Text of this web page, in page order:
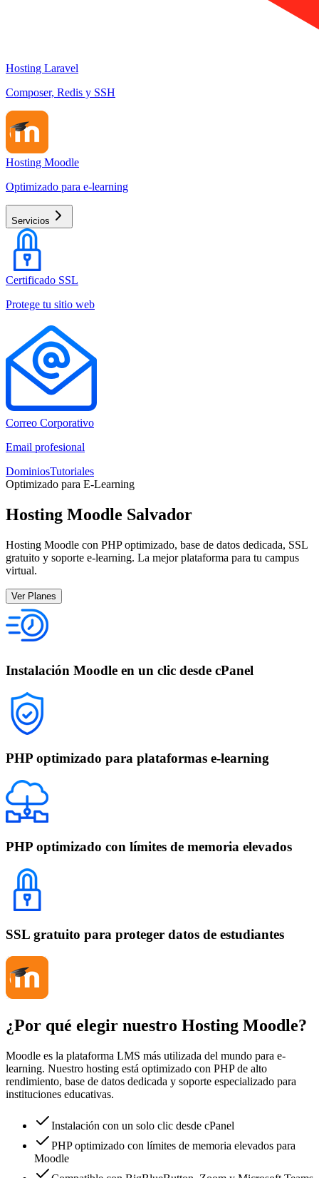
Hosting Laravel
Composer, Redis y SSH
Hosting Moodle
Optimizado para e-learning
Servicios
Certificado SSL
Protege tu sitio web
Correo Corporativo
Email profesional
DominiosTutoriales
Optimizado para E-Learning
Hosting Moodle Salvador
Hosting Moodle con PHP optimizado, base de datos dedicada, SSL
gratuito y soporte e-learning. La mejor plataforma para tu campus
virtual.
Ver Planes
Instalación Moodle en un clic desde cPanel
PHP optimizado para plataformas e-learning
PHP optimizado con límites de memoria elevados
SSL gratuito para proteger datos de estudiantes
¿Por qué elegir nuestro Hosting Moodle?
Moodle es la plataforma LMS más utilizada del mundo para e-
learning. Nuestro hosting está optimizado con PHP de alto
rendimiento, base de datos dedicada y soporte especializado para
instituciones educativas.
Instalación con un solo clic desde cPanel
PHP optimizado con límites de memoria elevados para
Moodle